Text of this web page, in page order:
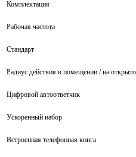
Комплектация
Рабочая частота
Стандарт
Радиус действия в помещении / на
Цифровой автоответчик
Ускоренный набор
Встроенная телефонная книга